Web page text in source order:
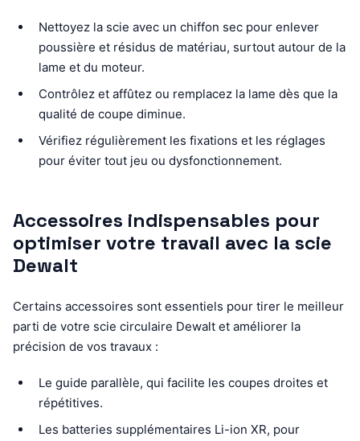
Nettoyez la scie avec un chiffon sec pour enlever
poussière et résidus de matériau, surtout autour de la
lame et du moteur.
Contrôlez et affûtez ou remplacez la lame dès que la
qualité de coupe diminue.
Vérifiez régulièrement les fixations et les réglages
pour éviter tout jeu ou dysfonctionnement.
Accessoires indispensables pour
optimiser votre travail avec la scie
Dewalt
Certains accessoires sont essentiels pour tirer le meilleur
parti de votre scie circulaire Dewalt et améliorer la
précision de vos travaux :
Le guide parallèle, qui facilite les coupes droites et
répétitives.
Les batteries supplémentaires Li-ion XR, pour